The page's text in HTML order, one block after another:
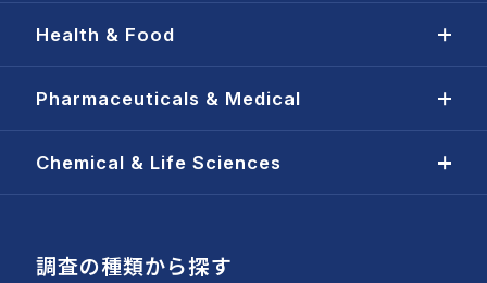
Health & Food
Pharmaceuticals & Medical
Chemical & Life Sciences
調査の種類から探す